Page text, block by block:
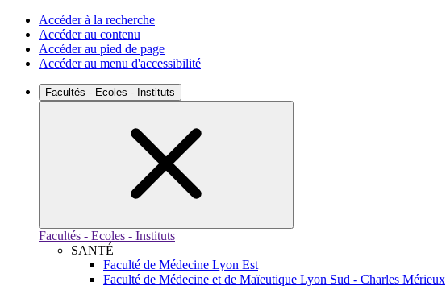
Accéder à la recherche
Accéder au contenu
Accéder au pied de page
Accéder au menu d'accessibilité
Facultés - Ecoles - Instituts
Facultés - Ecoles - Instituts
SANTÉ
Faculté de Médecine Lyon Est
Faculté de Médecine et de Maïeutique Lyon Sud - Charles Mérieux